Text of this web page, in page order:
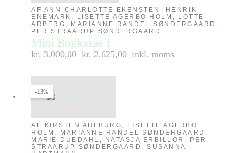
AF ANN-CHARLOTTE EKENSTEN, HENRIK
ENEMARK, LISETTE AGERBO HOLM, LOTTE
ARBERG, MARIANNE RANDEL SØNDERGAARD,
PER STRAARUP SØNDERGAARD
Mini Bogkasse 1
kr.3.000,00 kr. 2.625,00 inkl. moms
-13%
AF KIRSTEN AHLBURG, LISETTE AGERBO
HOLM, MARIANNE RANDEL SØNDERGAARD,
MARIE DUEDAHL, NATASJA ERBILLOR, PER
STRAARUP SØNDERGAARD, SUSANNA